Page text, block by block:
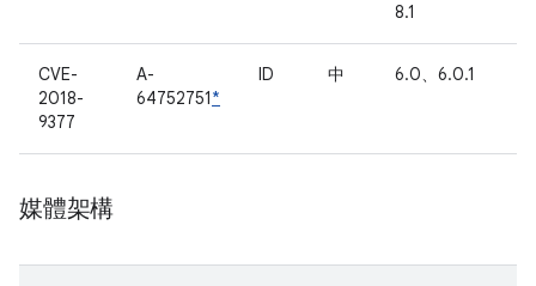
8.1
CVE-
2018-
9377
A-
64752751*
ID 中 6.0、6.0.1
媒體架構